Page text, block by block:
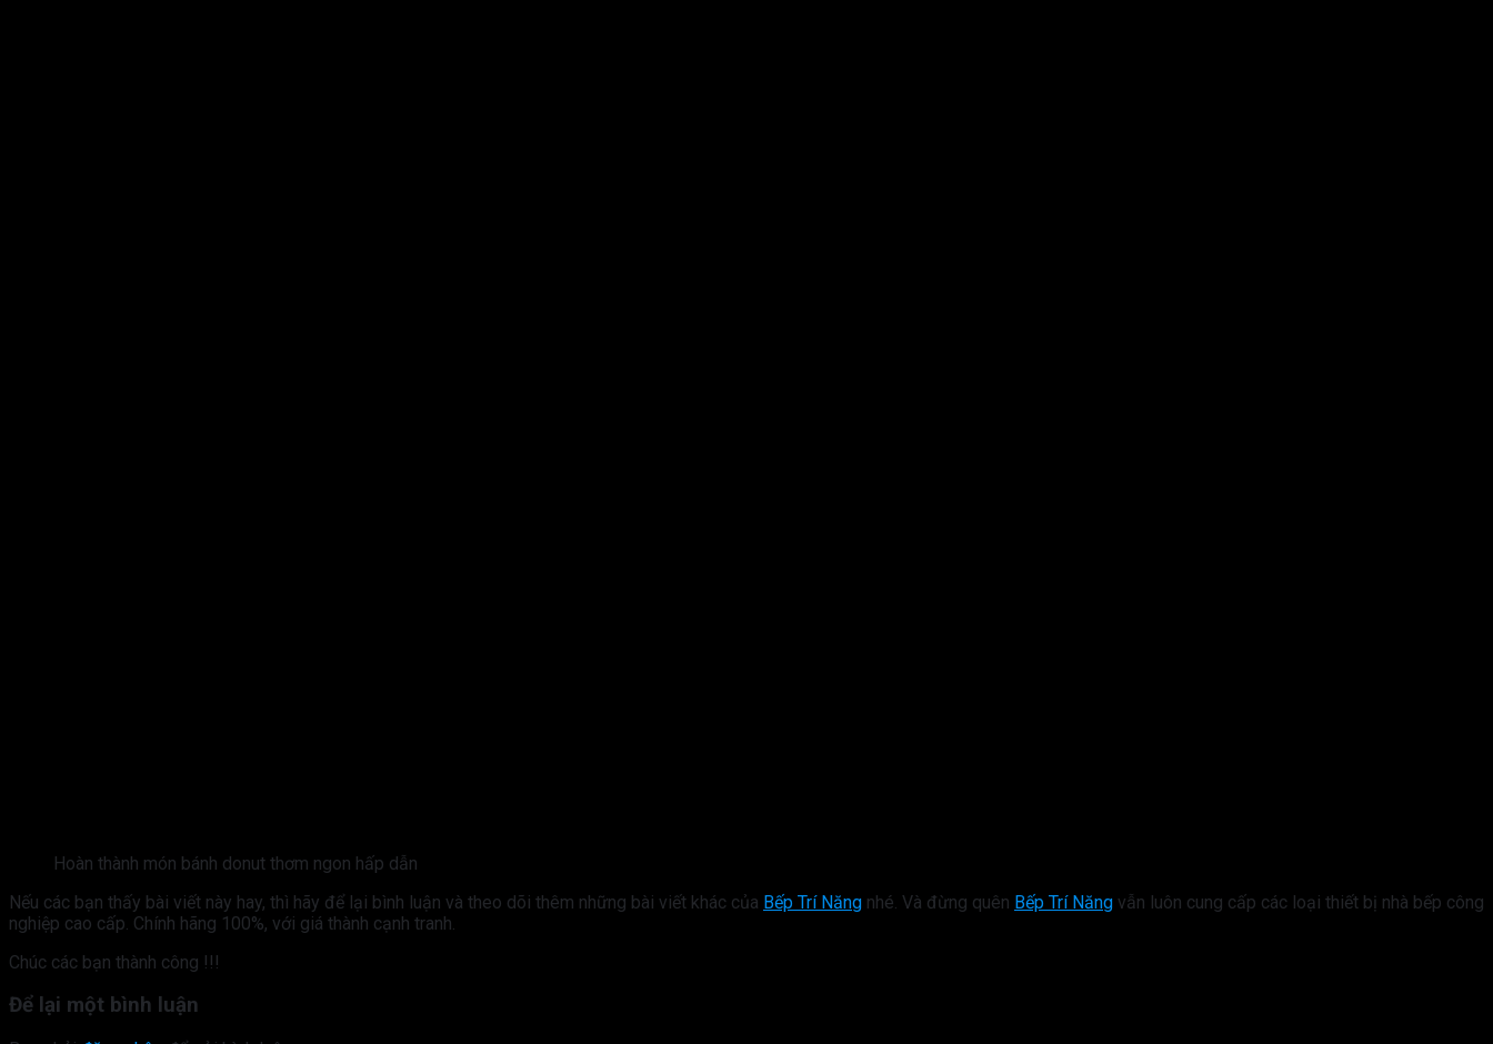
Hoàn thành món bánh donut thơm ngon hấp dẫn
Nếu các bạn thấy bài viết này hay, thì hãy để lại bình luận và theo dõi thêm những bài viết khác của Bếp Trí Năng nhé. Và đừng quên Bếp Trí Năng vẫn luôn cung cấp các loại thiết bị nhà bếp công
nghiệp cao cấp. Chính hãng 100%, với giá thành cạnh tranh.
Chúc các bạn thành công !!!
Để lại một bình luận